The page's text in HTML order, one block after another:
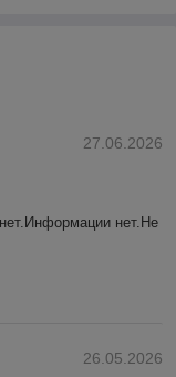
27.06.2026
нет.Не
26.05.2026